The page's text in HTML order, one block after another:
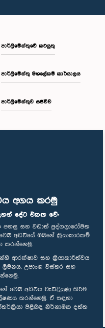
අගය කරමු
දේට එකඟ වේ:
පහසු සහ වඩාත් පුද්ගලාරෝපිත
අඩවියේ ඔබගේ ක්‍රියාකාරකම්
කරන්නෙමු.
ආරක්ෂාව සහ ක්‍රියාකාරීත්වය
උපාංග විස්තර සහ
වෙබ් අඩවිය වැඩිදියුණු කිරීම
කරන්නෙමු. ඒ සඳහා
පිළිබඳ නිර්නාමික දත්ත
පාර්ලිමේන්තුවේ කටයුතු
පාර්ලිමේන්තු මහලේකම් කාර්යාලය
පාර්ලිමේන්තුව සජීවීව